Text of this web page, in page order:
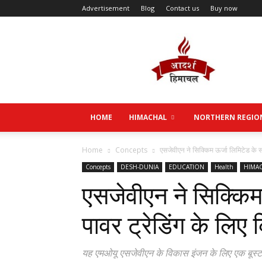
Advertisement Blog Contact us Buy now
HOME HIMACHAL NORTHERN
Home Concepts एसजेवीएन ने सिक्किम ऊर्जा लिमिटेड के
Concepts DESH-DUNIA EDUCATION Health
एसजेवीएन ने
पावर ट्रेडिंग के लिए
यह एमओयू एसजेवीएन के विकास इंजन के लिए एक